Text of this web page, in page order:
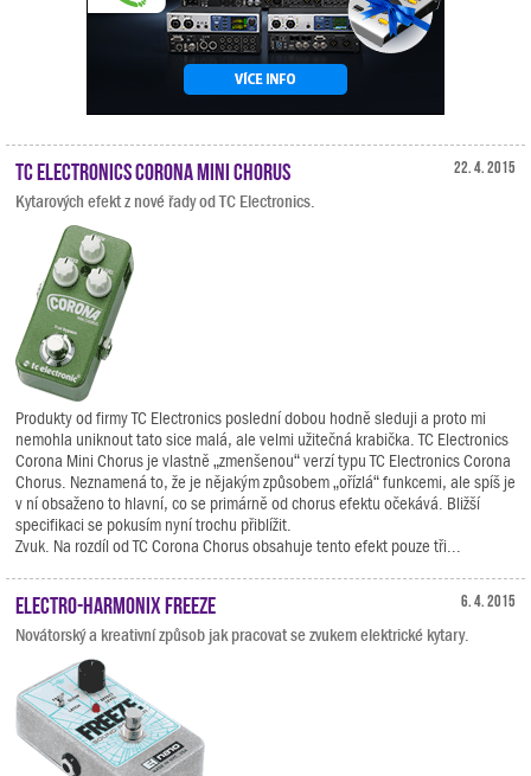
22. 4. 2015
TC Electronics Corona Mini Chorus
Kytarových efekt z nové řady od TC Electronics.
Produkty od firmy TC Electronics poslední dobou hodně sleduji a proto mi
nemohla uniknout tato sice malá, ale velmi užitečná krabička. TC Electronics
Corona Mini Chorus je vlastně „zmenšenou“ verzí typu TC Electronics Corona
Chorus. Neznamená to, že je nějakým způsobem „ořízlá“ funkcemi, ale spíš je
v ní obsaženo to hlavní, co se primárně od chorus efektu očekává. Bližší
specifikaci se pokusím nyní trochu přiblížit.
Zvuk. Na rozdíl od TC Corona Chorus obsahuje tento efekt pouze tři...
6. 4. 2015
Electro-Harmonix Freeze
Novátorský a kreativní způsob jak pracovat se zvukem elektrické kytary.